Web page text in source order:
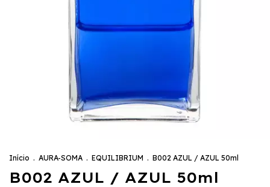
Início . AURA-SOMA . EQUILIBRIUM . B002 AZUL / AZUL 50ml
B002 AZUL / AZUL 50ml